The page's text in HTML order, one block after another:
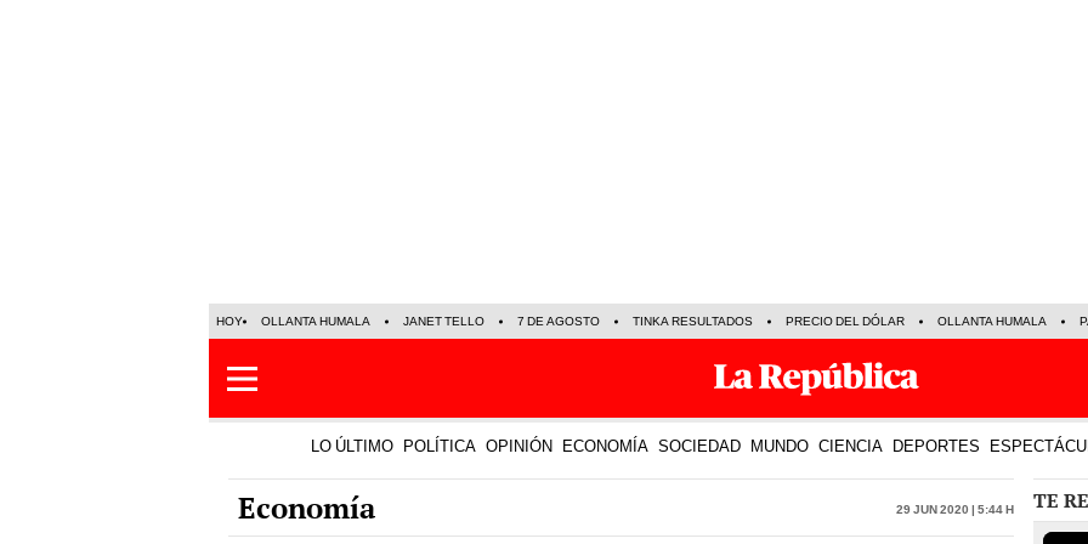
HOY OLLANTA HUMALA JANET TELLO 7 DE AGOSTO TINKA RESULTADOS PRECIO DEL DÓLAR OLLANTA HUMALA
LO ÚLTIMO POLÍTICA OPINIÓN ECONOMÍA SOCIEDAD MUNDO CIENCIA DEPORTES
Economía 29 Jun 2020 | 5:44 h TE